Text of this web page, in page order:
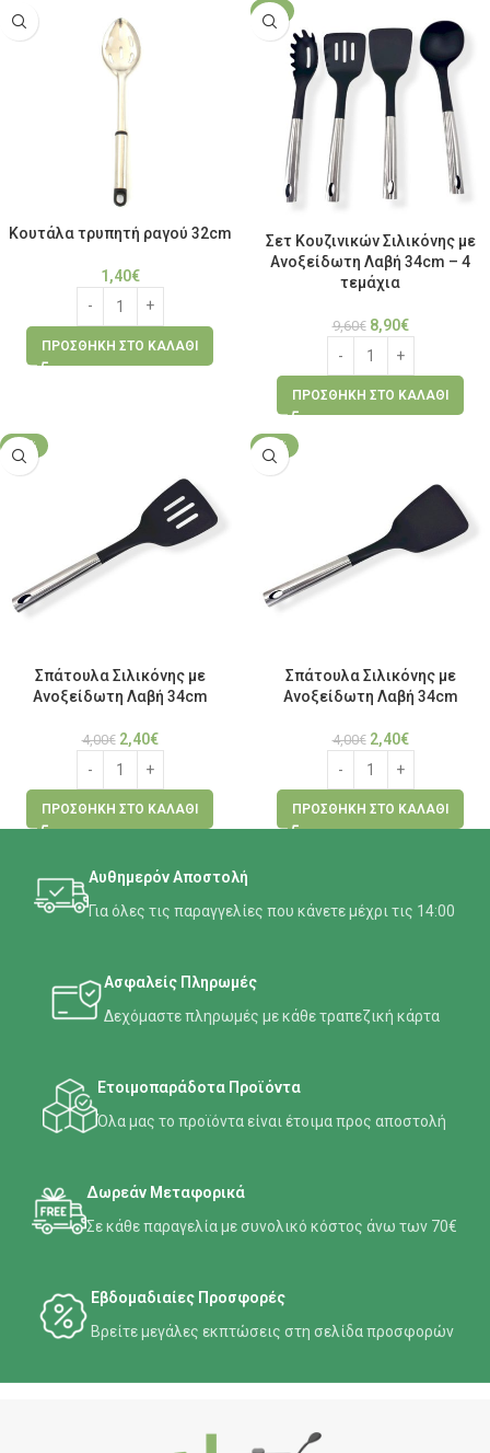
Κουτάλα τρυπητή ραγού 32cm
1,40€
ΠΡΟΣΘΉΚΗ ΣΤΟ ΚΑΛΆΘΙ
-7%
Σετ Κουζινικών Σιλικόνης με
Ανοξείδωτη Λαβή 34cm – 4
τεμάχια
9,60€ 8,90€
ΠΡΟΣΘΉΚΗ ΣΤΟ ΚΑΛΆΘΙ
-40%
Σπάτουλα Σιλικόνης με
Ανοξείδωτη Λαβή 34cm
4,00€ 2,40€
ΠΡΟΣΘΉΚΗ ΣΤΟ ΚΑΛΆΘΙ
-40%
Σπάτουλα Σιλικόνης με
Ανοξείδωτη Λαβή 34cm
4,00€ 2,40€
ΠΡΟΣΘΉΚΗ ΣΤΟ ΚΑΛΆΘΙ
Αυθημερόν Αποστολή
Για όλες τις παραγγελίες που κάνετε μέχρι τις 14:00
Ασφαλείς Πληρωμές
Δεχόμαστε πληρωμές με κάθε τραπεζική κάρτα
Ετοιμοπαράδοτα Προϊόντα
Όλα μας το προϊόντα είναι έτοιμα προς αποστολή
Δωρεάν Μεταφορικά
Σε κάθε παραγελία με συνολικό κόστος άνω των 70€
Εβδομαδιαίες Προσφορές
Βρείτε μεγάλες εκπτώσεις στη σελίδα προσφορών